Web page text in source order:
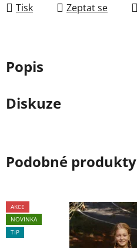
Tisk Zeptat se
Popis
Diskuze
Podobné produkty
AKCE
NOVINKA
TIP